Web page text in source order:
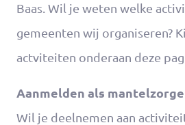
Baas. Wil je weten welke
gemeenten wij organiseren?
actviteiten onderaan deze
Aanmelden als
Wil je deelnemen aan